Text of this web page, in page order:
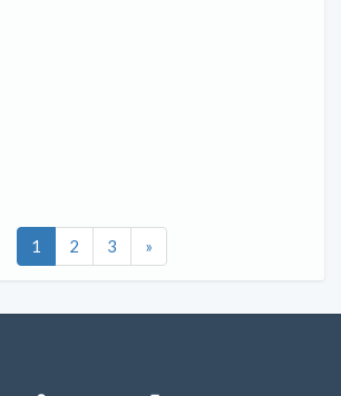
1 2 3 »